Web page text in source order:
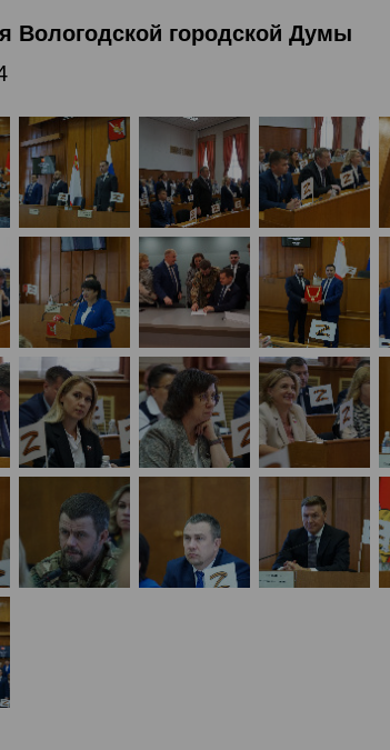
Вологодской городской Думы